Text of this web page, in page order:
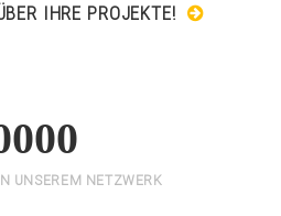
IHRE PROJEKTE!
UNSEREM NETZWERK